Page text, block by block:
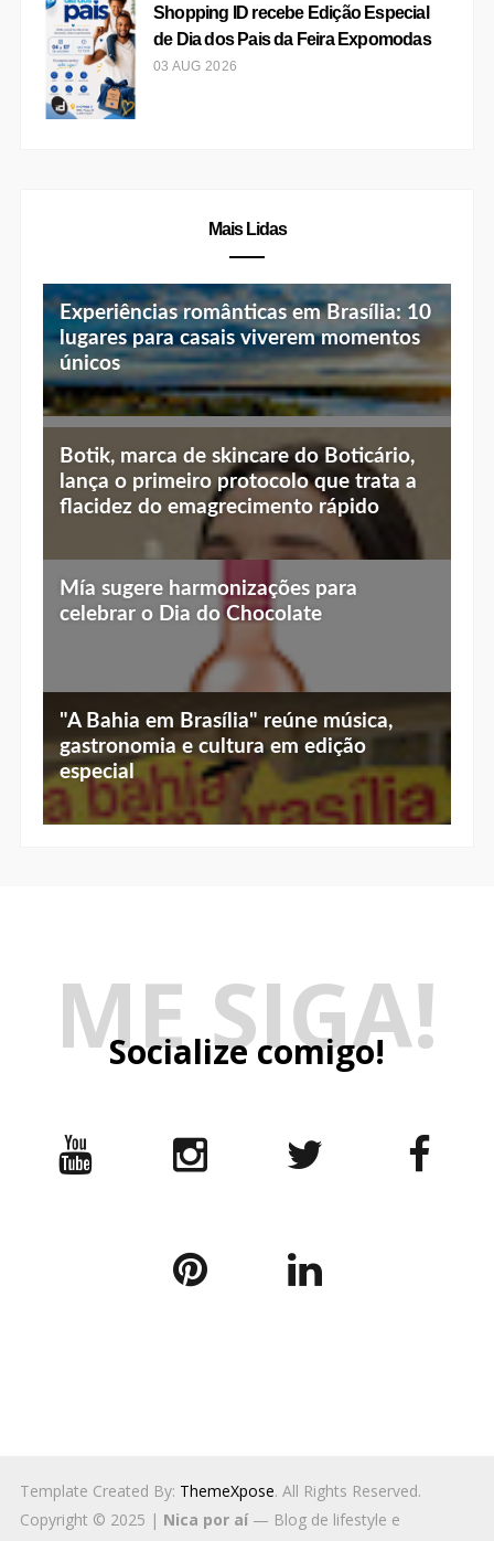
Shopping ID recebe Edição Especial
de Dia dos Pais da Feira Expomodas
03 AUG 2026
Mais Lidas
Experiências românticas em Brasília: 10
lugares para casais viverem momentos
únicos
Top 10 jantares românticos em Brasília:
luz baixa, vista linda e menu especial
Botik, marca de skincare do Boticário,
lança o primeiro protocolo que trata a
flacidez do emagrecimento rápido
Mía sugere harmonizações para
celebrar o Dia do Chocolate
"A Bahia em Brasília" reúne música,
gastronomia e cultura em edição
especial
ME SIGA!
Socialize comigo!
Template Created By: ThemeXpose. All Rights Reserved.
Copyright © 2025 | Nica por aí— Blog de lifestyle e